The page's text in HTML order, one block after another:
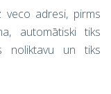
adresi, pirms
automātiski tiks
noliktavu un tiks